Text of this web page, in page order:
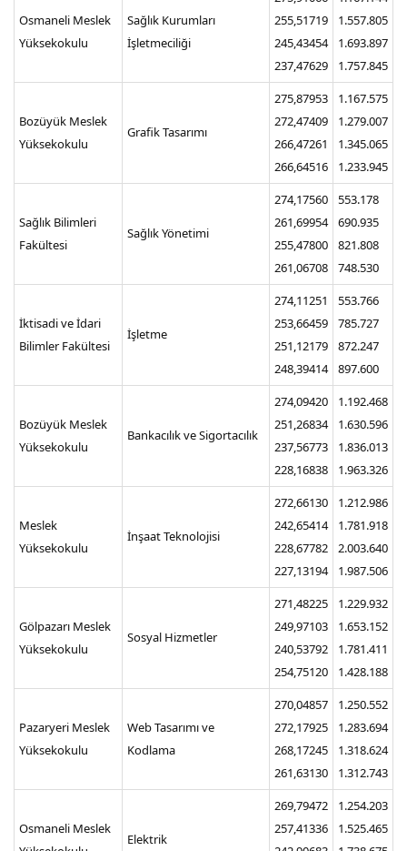
Osmaneli Meslek
Yüksekokulu
Sağlık Kurumları
İşletmeciliği
255,51719
245,43454
237,47629
1.557.805
1.693.897
1.757.845
Bozüyük Meslek
Yüksekokulu
Grafik Tasarımı
275,87953
272,47409
266,47261
266,64516
1.167.575
1.279.007
1.345.065
1.233.945
Sağlık Bilimleri
Fakültesi
Sağlık Yönetimi
274,17560
261,69954
255,47800
261,06708
553.178
690.935
821.808
748.530
İktisadi ve İdari
Bilimler Fakültesi
İşletme
274,11251
253,66459
251,12179
248,39414
553.766
785.727
872.247
897.600
Bozüyük Meslek
Yüksekokulu
Bankacılık ve Sigortacılık
274,09420
251,26834
237,56773
228,16838
1.192.468
1.630.596
1.836.013
1.963.326
Meslek
Yüksekokulu
İnşaat Teknolojisi
272,66130
242,65414
228,67782
227,13194
1.212.986
1.781.918
2.003.640
1.987.506
Gölpazarı Meslek
Yüksekokulu
Sosyal Hizmetler
271,48225
249,97103
240,53792
254,75120
1.229.932
1.653.152
1.781.411
1.428.188
Pazaryeri Meslek
Yüksekokulu
Web Tasarımı ve
Kodlama
270,04857
272,17925
268,17245
261,63130
1.250.552
1.283.694
1.318.624
1.312.743
Osmaneli Meslek
Elektrik
269,79472
257,41336
1.254.203
1.525.465